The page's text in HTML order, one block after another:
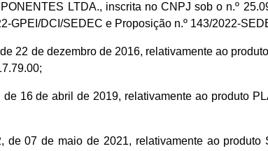
LTDA., inscrita no CNPJ sob o n.º
GPEI/DCI/SEDEC e Proposição n.º 143/2022-
22 de dezembro de 2016, relativamente ao
de 16 de abril de 2019, relativamente ao produto
de 07 de maio de 2021, relativamente ao